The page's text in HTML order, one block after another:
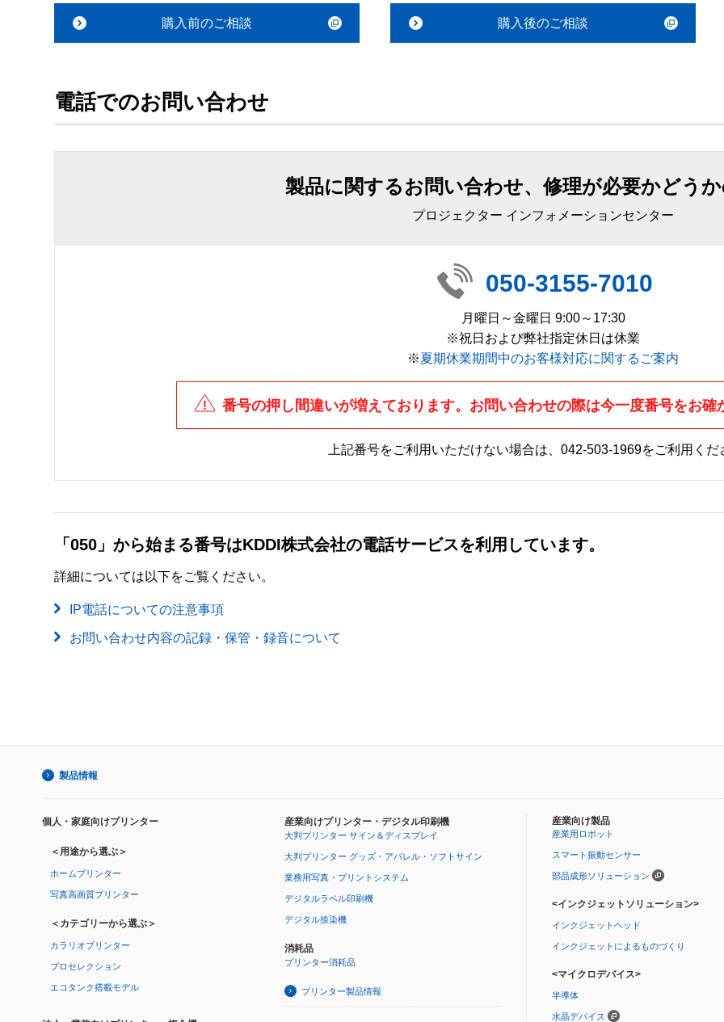
購入前のご相談 購入後のご相談
電話でのお問い合わせ
製品に関するお問い合わせ、修理が必要かどう
プロジェクター インフォメーションセンター
050-3155-7010
月曜日～金曜日 9:00～17:30
※祝日および弊社指定休日は休業
※夏期休業期間中のお客様対応に関するご案内
番号の押し間違いが増えております。お問い合わせの際は今一度番号をお確
上記番号をご利用いただけない場合は、 042-503-1969をご利用くだ
「050」から始まる番号はKDDI株式会社の電話サービスを利用しています。
詳細については以下をご覧ください。
IP電話についての注意事項
お問い合わせ内容の記録・保管・録音について
製品情報
個人・家庭向けプリンター
＜用途から選ぶ＞
ホームプリンター
写真高画質プリンター
＜カテゴリーから選ぶ＞
カラリオプリンター
プロセレクション
エコタンク搭載モデル
産業向けプリンター・デジタル印刷機
大判プリンター サイン＆ディスプレイ
大判プリンター グッズ・アパレル・ソフトサイン
業務用写真・プリントシステム
デジタルラベル印刷機
デジタル捺染機
消耗品
プリンター消耗品
プリンター製品情報
産業向け製品
産業用ロボット
スマート振動センサー
部品成形ソリューション
<インクジェットソリューション>
インクジェットヘッド
インクジェットによるものづくり
<マイクロデバイス>
半導体
水晶デバイス